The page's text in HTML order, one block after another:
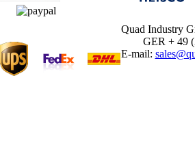
Quad Industry
GER + 49
E-mail: